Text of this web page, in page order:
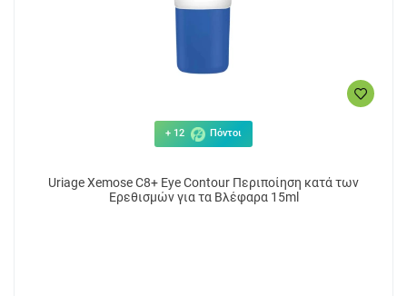
+ 12 Πόντοι
Uriage Xemose C8+ Eye Contour Περιποίηση κατά των
Ερεθισμών για τα Βλέφαρα 15ml